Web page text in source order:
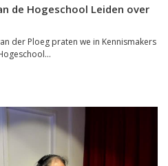
de Hogeschool Leiden over
der Ploeg praten we in Kennismakers